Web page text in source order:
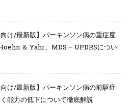
向け/最新版】パーキンソン病の重症度
＆ Yahr、MDS – UPDRSについ
向け/最新版】パーキンソン病の前駆症
能力の低下について徹底解説